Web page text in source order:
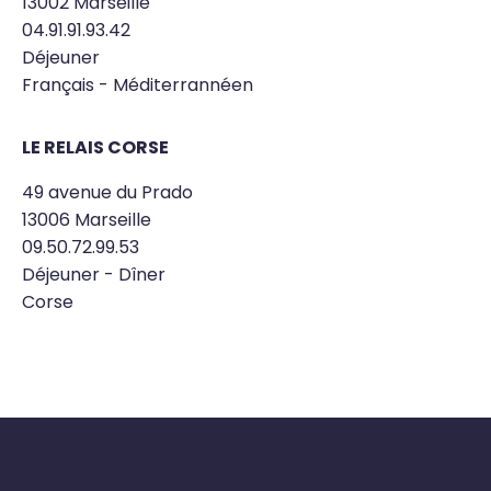
04.91.91.93.42
Déjeuner
Français - Méditerrannéen
LE RELAIS CORSE
49 avenue du Prado
13006 Marseille
09.50.72.99.53
Déjeuner - Dîner
Corse